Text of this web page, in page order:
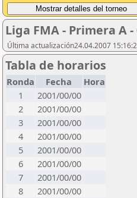
Liga FMA - Primera A -
Última actualización24.04.2007
Tabla de horarios
Ronda Fecha
Hora
1
2001/00/00
2
2001/00/00
3
2001/00/00
4
2001/00/00
5
2001/00/00
6
2001/00/00
7
2001/00/00
8
2001/00/00